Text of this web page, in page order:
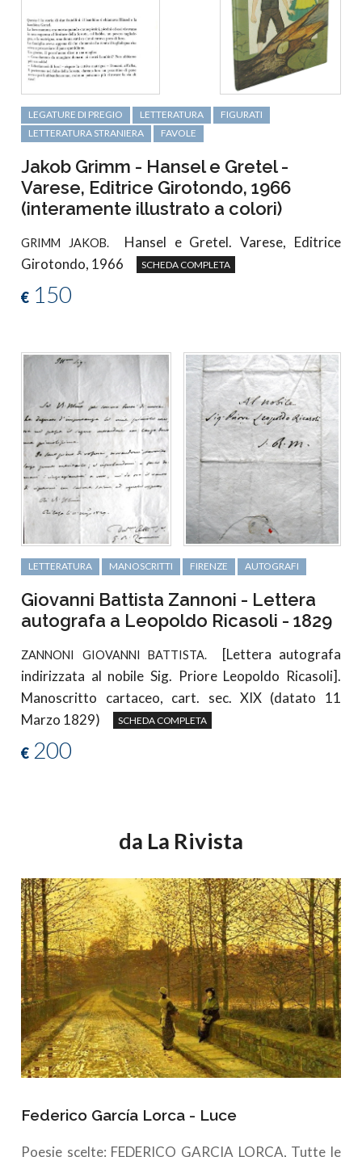
LEGATURE DI PREGIO LETTERATURA
FIGURATI
LETTERATURA STRANIERA
FAVOLE
Jakob Grimm - Hansel e Gretel -
Varese, Editrice Girotondo, 1966
(interamente illustrato a colori)
GRIMM JAKOB.
Hansel e Gretel. Varese, Editrice
Girotondo, 1966
SCHEDA COMPLETA
€ 150
LETTERATURA MANOSCRITTI FIRENZE AUTOGRAFI
Giovanni Battista Zannoni - Lettera
autografa a Leopoldo Ricasoli - 1829
ZANNONI GIOVANNI BATTISTA.
[Lettera autografa
indirizzata al nobile Sig. Priore Leopoldo Ricasoli].
Manoscritto cartaceo, cart. sec. XIX (datato 11
Marzo 1829)
SCHEDA COMPLETA
€ 200
da La Rivista
Federico García Lorca - Luce
Poesie scelte: FEDERICO GARCIA LORCA, Tutte le